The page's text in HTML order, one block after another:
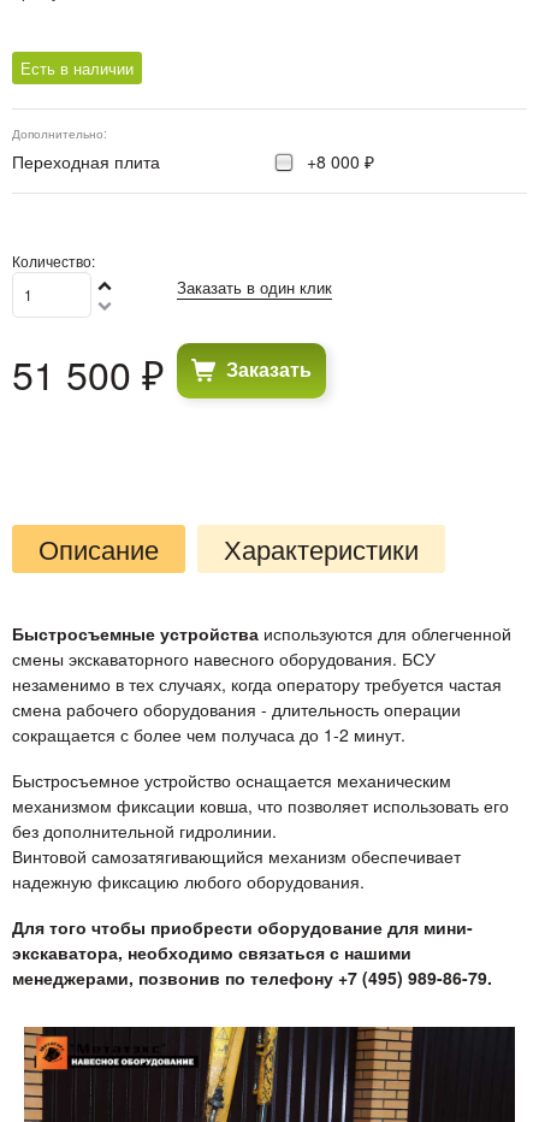
Есть в наличии
Дополнительно:
Переходная плита +8 000 ₽
Количество:
51 500 ₽
Заказать в один клик
Заказать
Описание Характеристики
Быстросъемные устройства используются для облегченной
смены экскаваторного навесного оборудования. БСУ
незаменимо в тех случаях, когда оператору требуется частая
смена рабочего оборудования - длительность операции
сокращается с более чем получаса до 1-2 минут.
Быстросъемное устройство оснащается механическим
механизмом фиксации ковша, что позволяет использовать его
без дополнительной гидролинии.
Винтовой самозатягивающийся механизм обеспечивает
надежную фиксацию любого оборудования.
Для того чтобы приобрести оборудование для мини-
экскаватора, необходимо связаться с нашими
менеджерами, позвонив по телефону +7 (495) 989-86-79.